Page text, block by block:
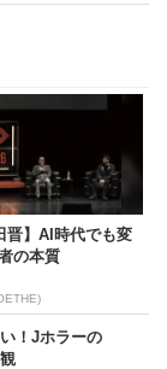
晋】AI時代でも変
の本質
！Jホラーの